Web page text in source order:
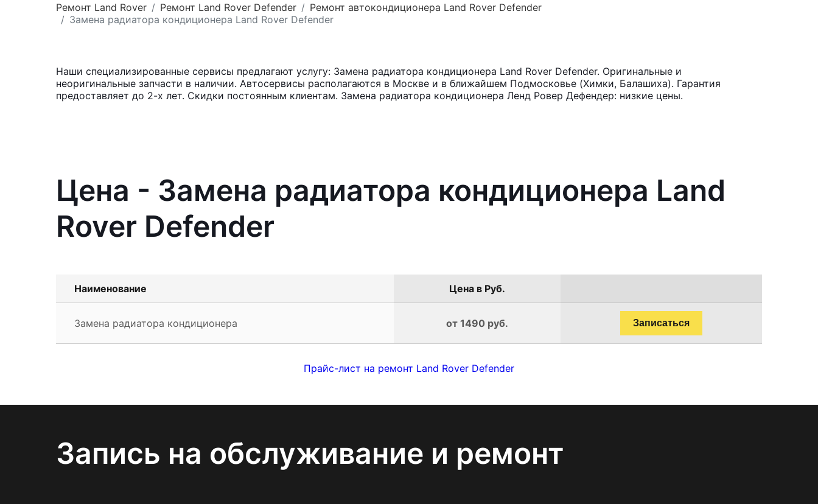
Ремонт Land Rover Ремонт Land Rover Defender
Ремонт автокондиционера Land Rover Defender
Замена радиатора кондиционера Land Rover Defender
Наши специализированные сервисы предлагают услугу: Замена радиатора кондиционера Land Rover Defender. Оригинальные и
неоригинальные запчасти в наличии. Автосервисы располагаются в Москве и в ближайшем Подмосковье (Химки, Балашиха). Гарантия
предоставляет до 2-х лет. Скидки постоянным клиентам. Замена радиатора кондиционера Ленд Ровер Дефендер: низкие цены.
Цена - Замена радиатора кондиционера Land
Rover Defender
Наименование Цена в Руб.
Замена радиатора кондиционера от 1490 руб. Записаться
Прайс-лист на ремонт Land Rover Defender
Запись на обслуживание и ремонт